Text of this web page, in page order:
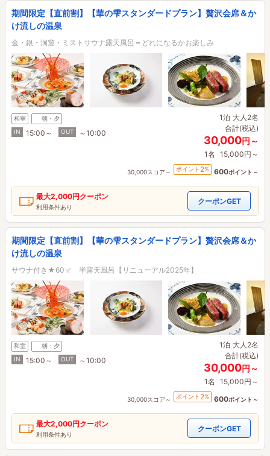
期間限定【直前割】【華の雫スタンダードプラン】贅沢会席＆か
け流しの温泉
金・銀・洞窟・ミストサウナ露天風呂＝どれになるかお楽しみ
和室
朝・夕
IN
15:00～ OUT ～10:00
1泊 大人2名
合計(税込)
30,000円～
1名 15,000円～
30,000スコア～ ポイント 2% 600ポイント～
最大2,000円クーポン
利用条件あり
クーポンGET
期間限定【直前割】【華の雫スタンダードプラン】贅沢会席＆か
け流しの温泉
サウナ付き★60㎡ 半露天風呂【リニューアル2025年】
和室
朝・夕
IN
15:00～ OUT ～10:00
1泊 大人2名
合計(税込)
30,000円～
1名 15,000円～
30,000スコア～ ポイント 2% 600ポイント～
最大2,000円クーポン
利用条件あり
クーポンGET